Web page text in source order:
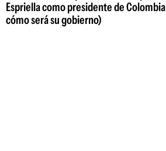
Espriella como presidente de
cómo será su gobierno)